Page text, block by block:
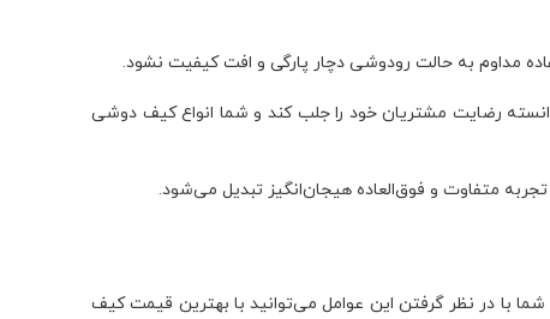
مداوم به حالت رودوشی دچار پارگی و افت کیفیت نشود.
رضایت مشتریان خود را جلب کند و شما انواع کیف دوشی
متفاوت و فوق‌العاده هیجان‌انگیز تبدیل می‌شود.
با در نظر گرفتن این عوامل می‌توانید با بهترین قیمت کیف